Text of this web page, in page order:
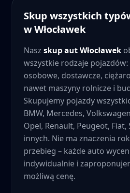
Skup wszystkich
wWłocławek
Nasz skup autWłocławek
wszystkie rodzaje
osobowe, dostawcze,
nawet maszyny rolnicze i
Skupujemy pojazdy
BMW, Mercedes,
Opel, Renault, Peugeot, Fiat,
innych. Nie ma znaczenia
przebieg – każde auto
indywidualnie i
możliwą cenę.